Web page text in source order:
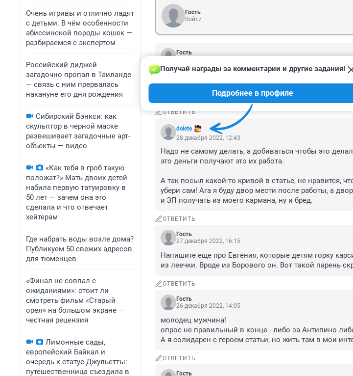
Очень игривы и отлично ладят
с детьми. В чём особенности
абиссинской породы кошек —
разбираемся с экспертом
Российский диджей
загадочно пропал в Таиланде
— связь с ним прервалась
накануне его дня рождения
Сибирский Бэнкси: как
скульптор в черной маске
развешивает загадочные арт-
объекты — видео
«Как тебя в гроб такую
положат?» Мать двоих детей
набила первую татуировку в
50 лет — зачем она это
сделала и что отвечает
хейтерам
Где набрать воды возле дома?
Публикуем 50 свежих адресов
для тюменцев
«Финал не совпал с
ожиданиями»: стоит ли
смотреть фильм «Старый
орел» на большом экране —
честная рецензия
Лимонные сады,
европейский Байкал и
очередь к статуе Джульетты:
путешественница съездила в
Гость
Войти
Гость
Вы сами то верите, что этот человек потратил
он балобол. Я , коренной житель, мой телефон
ОТВЕТИТЬ
delete
Получай награды за комментарии и другие задания!
Подробнее в профиле
28 декабря 2022, 12:43
Надо не самому делать, а добиваться чтобы это
это деньги получают это их работа.
А так посыл какой-то кривой в статье, не нравится,
убери сам! Ага я буду двор мести после работы, а
и ЗП получать из моего кармана, ну и бред.
ОТВЕТИТЬ
Гость
27 декабря 2022, 16:15
Напишите еще про Евгения, которые детям горку
из леечки. Вроде из Борового он. Вот такой парень
ОТВЕТИТЬ
Гость
26 декабря 2022, 14:05
молодец мужчина!
опрос не правильный в конце - либо за Антипино
А я солидарен с героем статьи, но жить там в мои
ОТВЕТИТЬ
Гость